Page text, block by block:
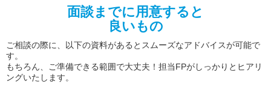
面談までに用意すると
良いもの
ご相談の際に、以下の資料があるとスムーズなアドバイスが可能で
す。
もちろん、ご準備できる範囲で大丈夫！担当FPがしっかりとヒアリ
ングいたします。